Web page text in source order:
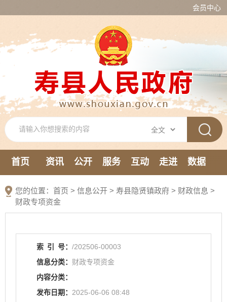
会员中心
首页 资讯 公开 服务 互动 走进
数据
您的位置： 首页 > 信息公开 > 寿县隐贤镇政府 > 财政信息 >
财政专项资金
索 引 号： /202506-00003
信息分类： 财政专项资金
内容分类：
发布日期： 2025-06-06 08:48